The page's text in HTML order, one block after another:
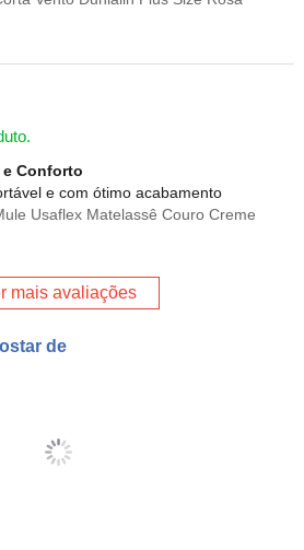
Conforto
e com ótimo acabamento
Usaflex Matelassê Couro Creme
mais avaliações
de